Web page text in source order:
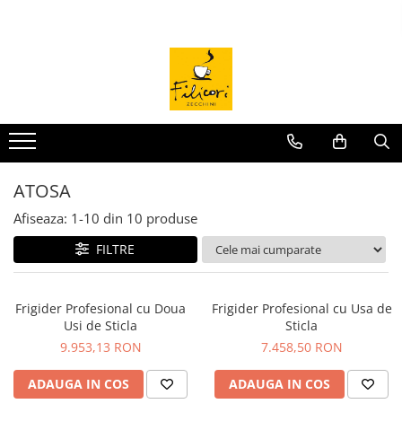
LaSpaziale
LaSpaziale
Mese Reci Cu Sertare
Vitrina ingrediente pizza
Dulap Congelator/FREEZER
Mese Reci cu Geam
Saladeta/Mese Reci Preparare
Blender
Cafea/bax aplicat discount
ATOSA
Afiseaza: 1-10 din 10 produse
FILTRE
Frigider Profesional cu Doua
Usi de Sticla
9.953,13 RON
ADAUGA IN COS
Frigider Profesional cu Usa de
Sticla
7.458,50 RON
ADAUGA IN COS